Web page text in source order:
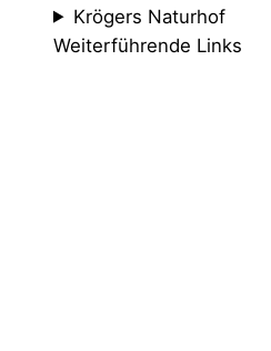
Krögers Naturhof
Weiterführende Links